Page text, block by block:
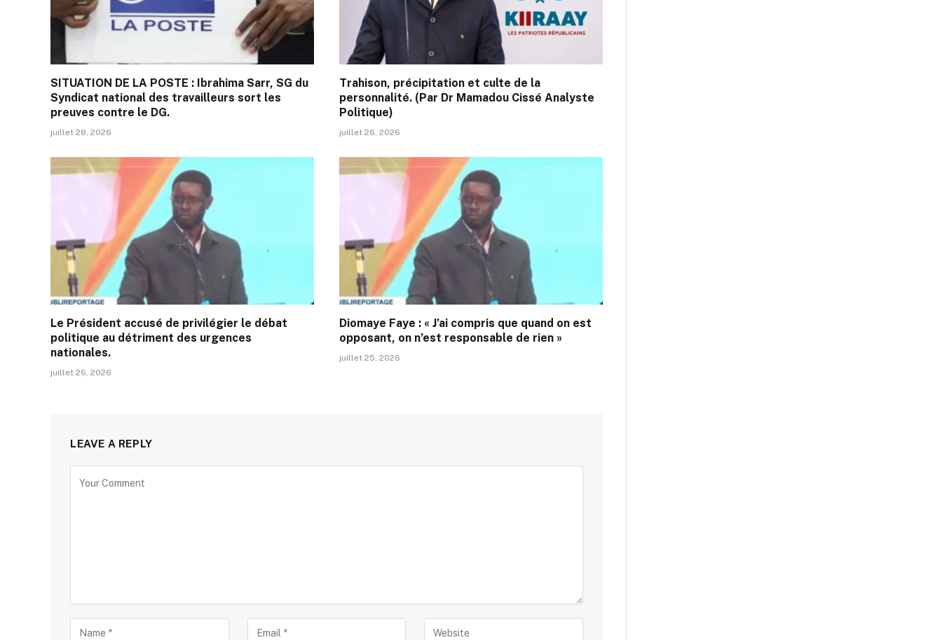
SITUATION DE LA POSTE : Ibrahima Sarr, SG du
Syndicat national des travailleurs sort les
preuves contre le DG.
juillet 28, 2026
Trahison, précipitation et culte de la
personnalité. (Par Dr Mamadou Cissé Analyste
Politique)
juillet 26, 2026
Le Président accusé de privilégier le débat
politique au détriment des urgences
nationales.
juillet 26, 2026
Diomaye Faye : « J’ai compris que quand on est
opposant, on n’est responsable de rien »
juillet 25, 2026
LEAVE A REPLY